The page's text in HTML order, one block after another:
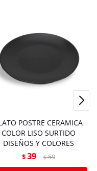
POSTRE CERAMICA
COLOR LISO SURTIDO
DISEÑOS Y COLORES
$39 $ 59